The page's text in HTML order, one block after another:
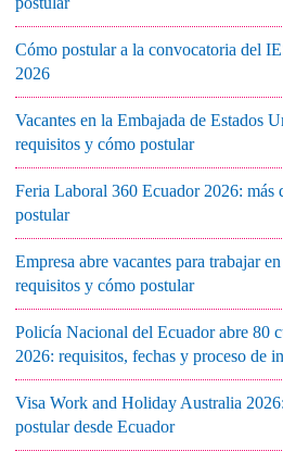
Cómo postular a la convocatoria del
2026
Vacantes en la Embajada de Estados
requisitos y cómo postular
Feria Laboral 360 Ecuador 2026: más
postular
Empresa abre vacantes para trabajar
requisitos y cómo postular
Policía Nacional del Ecuador abre 80
2026: requisitos, fechas y proceso de
Visa Work and Holiday Australia
postular desde Ecuador